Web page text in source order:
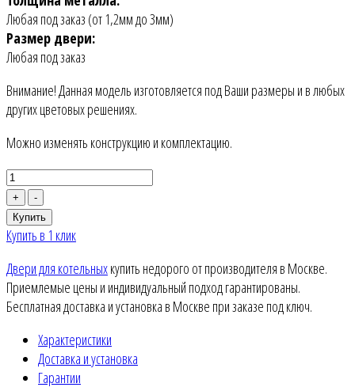
Любая под заказ (от 1,2мм до 3мм)
Размер двери:
Любая под заказ
Внимание! Данная модель изготовляется под Ваши размеры и в любых
других цветовых решениях.
Можно изменять конструкцию и комплектацию.
+
-
Купить
Купить в 1 клик
Двери для котельныхкупить недорого от производителя в Москве.
Приемлемые цены и индивидуальный подход гарантированы.
Бесплатная доставка и установка в Москве при заказе под ключ.
Характеристики
Доставка и установка
Гарантии